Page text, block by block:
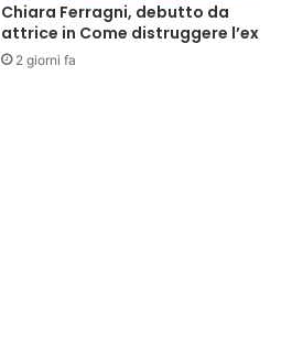
Chiara Ferragni, debutto da
attrice in Come distruggere l’ex
2 giorni fa